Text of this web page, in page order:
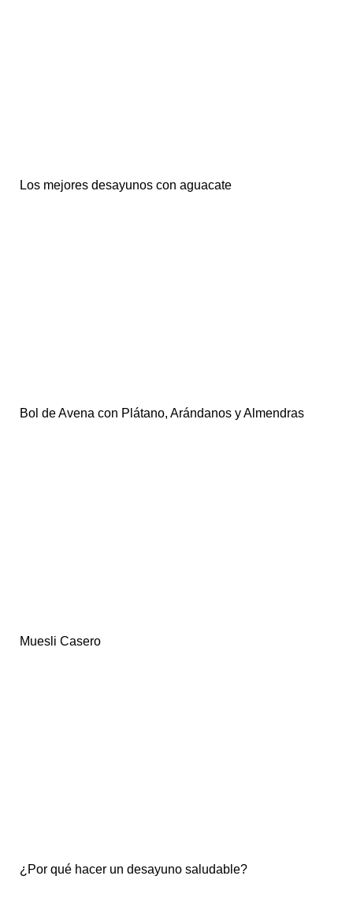
Los mejores desayunos con aguacate
Bol de Avena con Plátano, Arándanos y Almendras
Muesli Casero
¿Por qué hacer un desayuno saludable?